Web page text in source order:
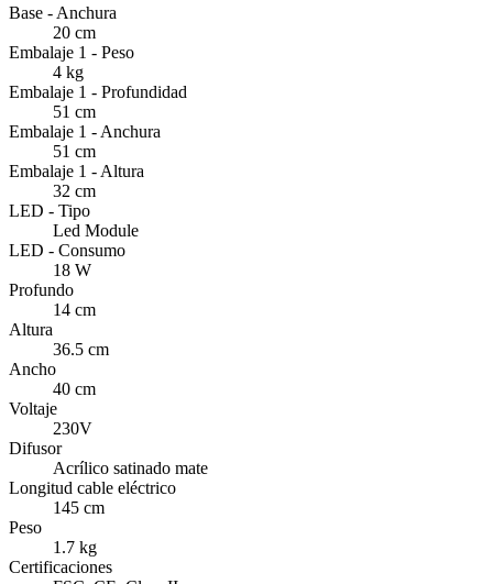
Base - Anchura
20 cm
Embalaje 1 - Peso
4 kg
Embalaje 1 - Profundidad
51 cm
Embalaje 1 - Anchura
51 cm
Embalaje 1 - Altura
32 cm
LED - Tipo
Led Module
LED - Consumo
18 W
Profundo
14 cm
Altura
36.5 cm
Ancho
40 cm
Voltaje
230V
Difusor
Acrílico satinado mate
Longitud cable eléctrico
145 cm
Peso
1.7 kg
Certificaciones